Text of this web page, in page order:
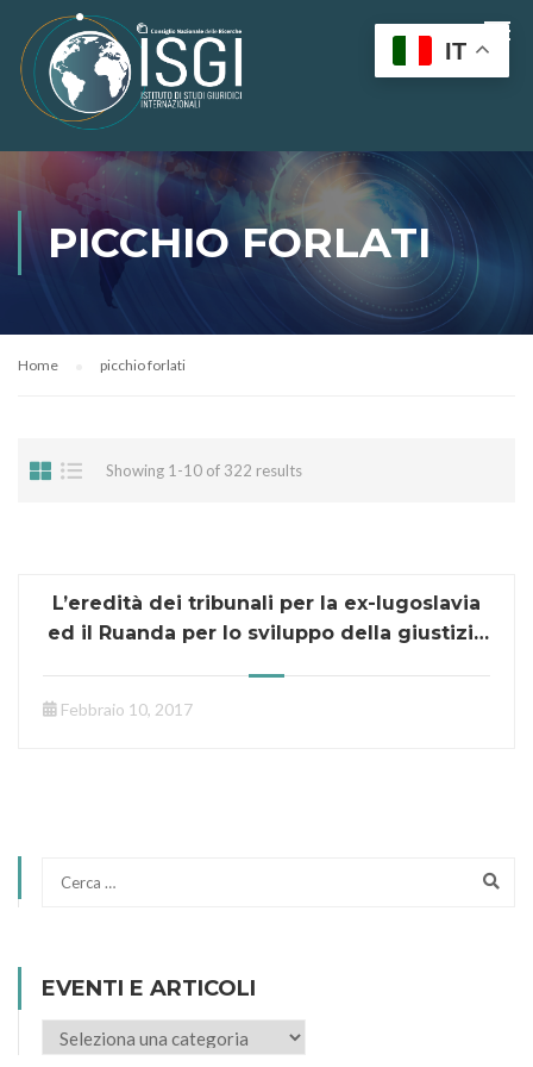
PICCHIO FORLATI
Home picchio forlati
Showing 1-10 of 322 results
L’eredità dei tribunali per la ex-Iugoslavia
ed il Ruanda per lo sviluppo della giustizia
Febbraio 10, 2017
EVENTI E ARTICOLI
IT